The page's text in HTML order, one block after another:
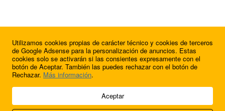
© 2009 - 2026 Soluciones Corporativas IP, SL.
Utilizamos cookies propias de carácter técnico y cookies de terceros
de Google Adsense para la personalización de anuncios. Estas
cookies solo se activarán si las consientes expresamente con el
botón de Aceptar. También las puedes rechazar con el botón de
Rechazar. Más información.
Aceptar